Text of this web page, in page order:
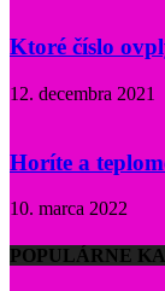
Ktoré číslo
12. decembra 2021
Horíte a
10. marca 2022
POPULÁRNE